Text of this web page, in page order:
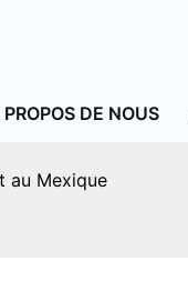
DE NOUS
au Mexique